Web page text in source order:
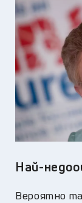
Най-
Вероятно